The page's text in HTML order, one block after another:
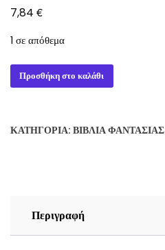
7,84 €
1 σε απόθεμα
Αζαζέλ:
Ο
-
Προσθήκη στο καλάθι
ΚΑΤΗΓΟΡΊΑ: ΒΙΒΛΊΑ ΦΑΝΤΑΣΊΑΣ
Περιγραφή